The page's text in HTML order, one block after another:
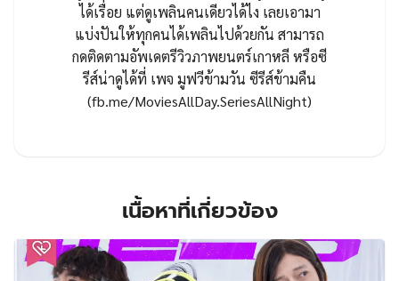
ได้เรื่อย แต่ดูเพลินคนเดียวได้ไง เลยเอามา
แบ่งปันให้ทุกคนได้เพลินไปด้วยกัน สามารถ
กดติดตามอัพเดตรีวิวภาพยนตร์เกาหลี หรือซี
รีส์น่าดูได้ที่ เพจ มูฟวีข้ามวัน ซีรีส์ข้ามคืน
(fb.me/MoviesAllDay.SeriesAllNight)
เนื้อหาที่เกี่ยวข้อง